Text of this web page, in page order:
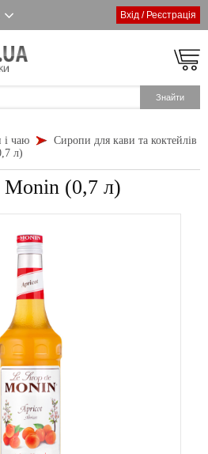
Вхід / Реєстрація
і чаю
Сиропи для кави та коктейлів
л)
(0,7 л)